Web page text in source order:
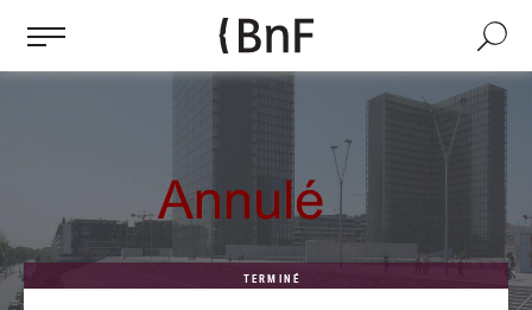
contenu
Recherche
TERMINÉ